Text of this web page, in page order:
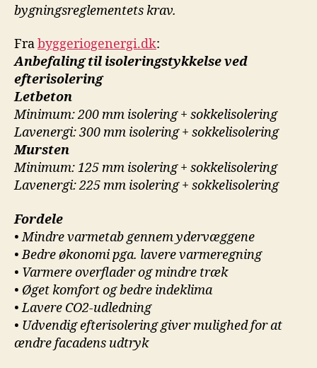
bygningsreglementets krav.
Frabyggeriogenergi.dk:
Anbefaling til isoleringstykkelse ved
efterisolering
Letbeton
Minimum: 200 mm isolering + sokkelisolering
Lavenergi: 300 mm isolering + sokkelisolering
Mursten
Minimum: 125 mm isolering + sokkelisolering
Lavenergi: 225 mm isolering + sokkelisolering
Fordele
• Mindre varmetab gennem ydervæggene
• Bedre økonomi pga. lavere varmeregning
• Varmere overflader og mindre træk
• Øget komfort og bedre indeklima
• Lavere CO2-udledning
• Udvendig efterisolering giver mulighed for at
ændre facadens udtryk